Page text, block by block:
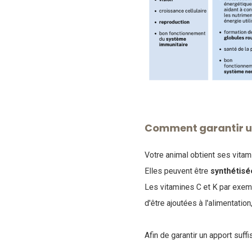
Comment garantir
Votre animal obtient ses
Elles peuvent être
Les vitamines C et K par
d'être ajoutées à
Afin de garantir un apport